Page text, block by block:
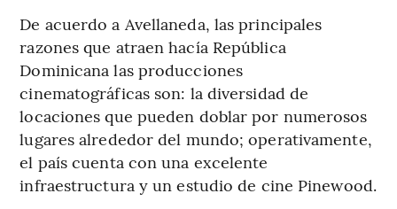
De acuerdo a Avellaneda, las principales
razones que atraen hacía República
Dominicana las producciones
cinematográficas son: la diversidad de
locaciones que pueden doblar por numerosos
lugares alrededor del mundo; operativamente,
el país cuenta con una excelente
infraestructura y un estudio de cine Pinewood.